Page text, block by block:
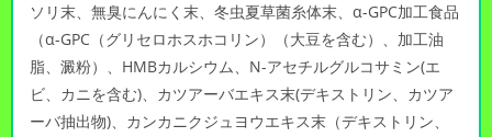
ソリ末、無臭にんにく末、冬虫夏草菌糸体末、α-GPC加工食品
（α-GPC（グリセロホスホコリン）（大豆を含む）、加工油
脂、澱粉）、HMBカルシウム、N-アセチルグルコサミン(エ
ビ、カニを含む)、カツアーバエキス末(デキストリン、カツア
ーバ抽出物)、カンカニクジュヨウエキス末（デキストリン、